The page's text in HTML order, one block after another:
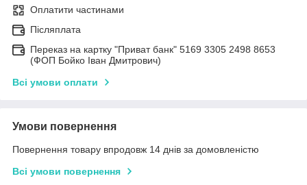
Оплатити частинами
Післяплата
Переказ на картку "Приват банк" 5169 3305 2498 8653
(ФОП Бойко Іван Дмитрович)
Всі умови оплати
Умови повернення
Повернення товару впродовж 14 днів за домовленістю
Всі умови повернення